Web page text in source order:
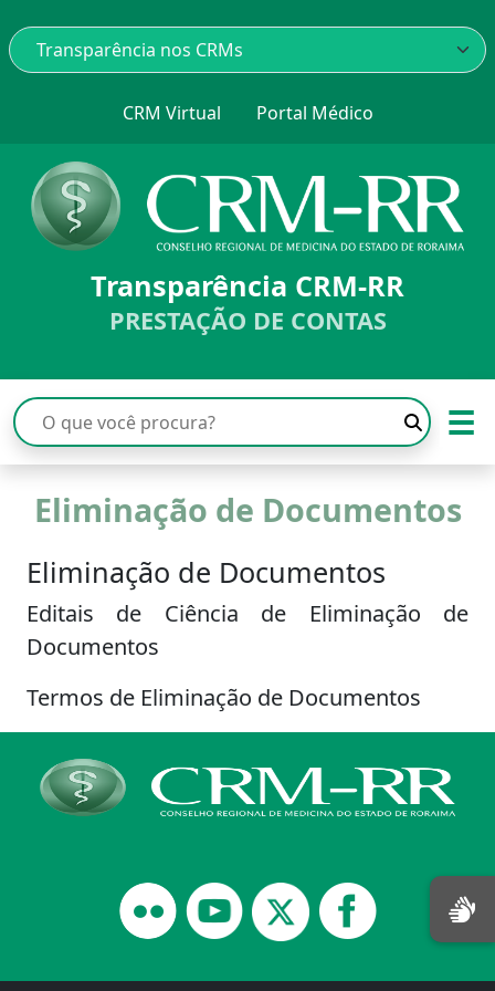
CRM Virtual Portal Médico
Transparência CRM-RR
PRESTAÇÃO DE CONTAS
☰
Eliminação de Documentos
Eliminação de Documentos
Editais de Ciência de Eliminação de
Documentos
Termos de Eliminação de Documentos